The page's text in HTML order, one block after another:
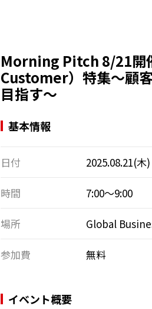
Morning Pitch 8/21開
Customer）特集～顧
目指す～
基本情報
日付 2025.08.21(木)
時間 7:00～9:00
場所 Global
参加費 無料
イベント概要